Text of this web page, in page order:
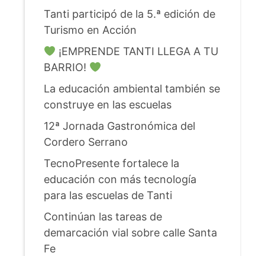
Tanti participó de la 5.ª edición de
Turismo en Acción
¡EMPRENDE TANTI LLEGA A TU
BARRIO!
La educación ambiental también se
construye en las escuelas
12ª Jornada Gastronómica del
Cordero Serrano
TecnoPresente fortalece la
educación con más tecnología
para las escuelas de Tanti
Continúan las tareas de
demarcación vial sobre calle Santa
Fe